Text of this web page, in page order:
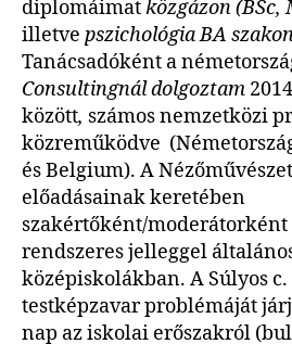
diplomáimatközgázon (BSc,
illetve pszichológia BA
Tanácsadóként a
Consultingnál dolgoztam
között, számos nemzetközi
közreműködve
és Belgium). A
előadásainak keretében
szakértőként/moderátorként
rendszeres jelleggel
középiskolákban. A Súlyos c.
testképzavar problémáját
nap az iskolai erőszakról